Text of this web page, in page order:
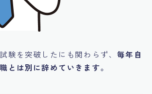
験を突破したにも関わらず、毎年自
とは別に辞めていきます。